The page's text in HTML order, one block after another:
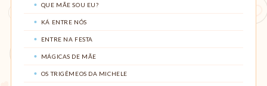
QUE MÃE SOU EU?
KÁ ENTRE NÓS
ENTRE NA FESTA
MÁGICAS DE MÃE
OS TRIGÊMEOS DA MICHELE